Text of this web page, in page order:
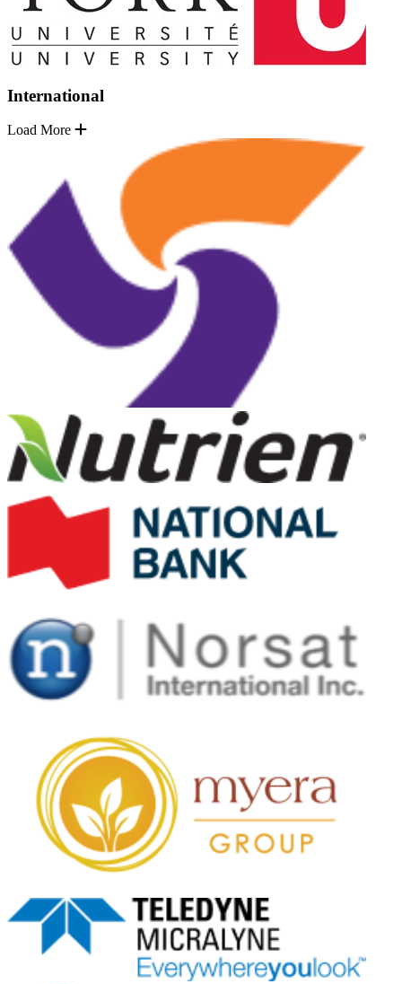
International
Load More